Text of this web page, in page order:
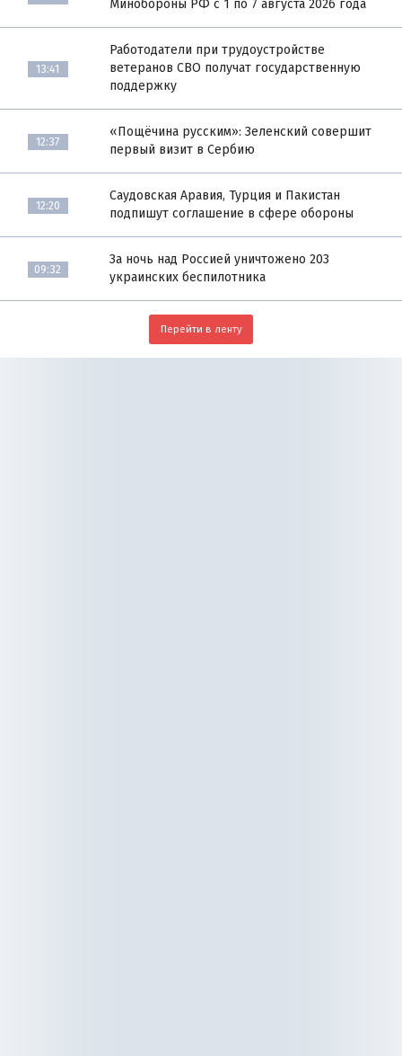
Минобороны РФ с 1 по 7 августа 2026 года
13:41
Работодатели при трудоустройстве
ветеранов СВО получат государственную
поддержку
12:37
«Пощёчина русским»: Зеленский совершит
первый визит в Сербию
12:20
Саудовская Аравия, Турция и Пакистан
подпишут соглашение в сфере обороны
09:32
За ночь над Россией уничтожено 203
украинских беспилотника
Перейти в ленту